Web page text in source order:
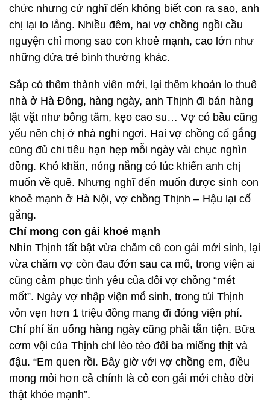
chức nhưng cứ nghĩ đến không biết con ra sao, anh
chị lại lo lắng. Nhiều đêm, hai vợ chồng ngồi cầu
nguyện chỉ mong sao con khoẻ mạnh, cao lớn như
những đứa trẻ bình thường khác.
Sắp có thêm thành viên mới, lại thêm khoản lo thuê
nhà ở Hà Đông, hàng ngày, anh Thịnh đi bán hàng
lặt vặt như bông tăm, kẹo cao su… Vợ có bầu cũng
yếu nên chị ở nhà nghỉ ngơi. Hai vợ chồng cố gắng
cũng đủ chi tiêu hạn hẹp mỗi ngày vài chục nghìn
đồng. Khó khăn, nóng nắng có lúc khiến anh chị
muốn về quê. Nhưng nghĩ đến muốn được sinh con
khoẻ mạnh ở Hà Nội, vợ chồng Thịnh – Hậu lại cố
gắng.
Chỉ mong con gái khoẻ mạnh
Nhìn Thịnh tất bật vừa chăm cô con gái mới sinh, lại
vừa chăm vợ còn đau đớn sau ca mổ, trong viện ai
cũng cảm phục tình yêu của đôi vợ chồng “mét
mốt”. Ngày vợ nhập viện mổ sinh, trong túi Thịnh
vỏn vẹn hơn 1 triệu đồng mang đi đóng viện phí.
Chí phí ăn uống hàng ngày cũng phải tằn tiện. Bữa
cơm vội của Thịnh chỉ lèo tèo đôi ba miếng thịt và
đậu. “Em quen rồi. Bây giờ với vợ chồng em, điều
mong mỏi hơn cả chính là cô con gái mới chào đời
thật khỏe mạnh”.